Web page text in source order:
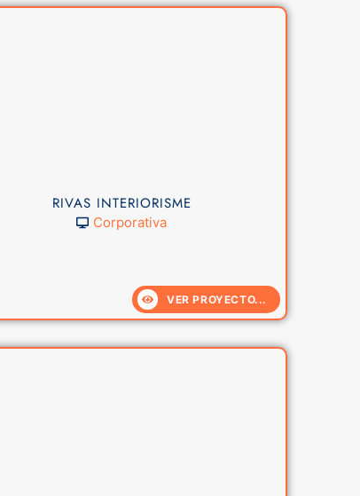
RIVAS INTERIORISME
Corporativa
VER PROYECTO...